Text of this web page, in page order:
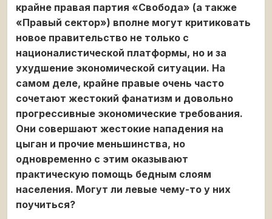
крайне правая партия «Свобода» (а также
«Правый сектор») вполне могут критиковать
новое правительство не только с
националистической платформы, но и за
ухудшение экономической ситуации. На
самом деле, крайне правые очень часто
сочетают жестокий фанатизм и довольно
прогрессивные экономические требования.
Они совершают жестокие нападения на
цыган и прочие меньшинства, но
одновременно с этим оказывают
практическую помощь бедным слоям
населения. Могут ли левые чему-то у них
поучиться?